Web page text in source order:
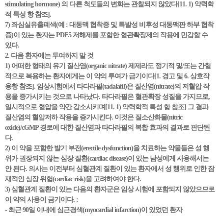
stimulating hormone) 의 다른 척도들의 변화는 관찰되지 않았다[11. 1) 약력학
적 특성 항 참조].
7) 좌심실유출폐색(예 : 대동맥 협착증 및 특발성 비후성 대동맥판 하부 협착
증)이 있는 환자는 PDE5 저해제를 포함한 혈관확장제의 작용에 민감할 수
있다.
2. 다음 환자에는 투여하지 말 것
1) 어떠한 형태의 유기 질산염(organic nitrate) 제제라도 정기적 및/또는 간헐
적으로 복용하는 환자에게는 이 약의 투여가 금기이다[1. 경고 및 6. 상호작
용항 참조]. 임상시험에서 타다라필(tadalafil)은 질산염(nitrate)의 저혈압 작
용을 증가시키는 것으로 나타났다. 타다라필은 혈관확장 성질을 가지므로,
일시적으로 혈압을 약간 감소시키며[11. 1) 약력학적 특성 항 참조] 그 결과
질산염의 혈압저하 작용을 증가시킨다. 이것은 질소산화물(nitric
oxide)/cGMP 경로에 대한 질산염과 타다라필의 복합 효과의 결과로 판단된
다.
2) 이 약을 포함한 발기 부전(erectile dysfunction)을 치료하는 약물들은 성 행
위가 권장되지 않는 심장 질환(cardiac disease)이 있는 남성에게 사용해서는
안 된다. 의사는 이전부터 심혈관계 질환이 있는 환자에서 성 행위로 인한 잠
재적인 심장 위험(cardiac risk)을 고려하여야 한다.
3) 심혈관계 질환이 있는 다음의 환자군은 임상 시험에 포함되지 않았으므로
이 약의 사용이 금기이다. :
- 최근 90일 이내에 심근경색(myocardial infarction)이 있었던 환자